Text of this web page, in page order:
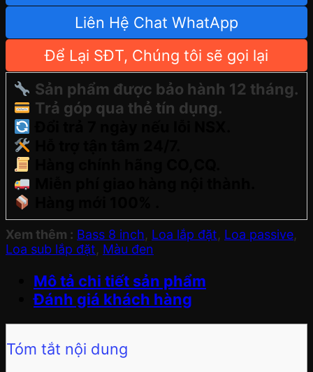
Liên Hệ Chat WhatApp
Để Lại SĐT, Chúng tôi sẽ gọi lại
Sản phẩm được bảo hành 12 tháng.
Trả góp qua thẻ tín dụng.
Xem thêm : Bass 8 inch, Loa lắp đặt, Loa passive,
Loa sub lắp đặt, Màu đen
Mô tả chi tiết sản phẩm
Đánh giá khách hàng
Tóm tắt nội dung